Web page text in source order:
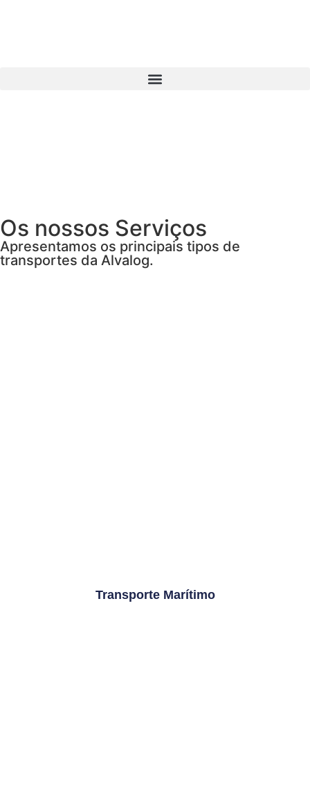
Os nossos Serviços
Apresentamos os principais tipos de
transportes da Alvalog.
Transporte Marítimo